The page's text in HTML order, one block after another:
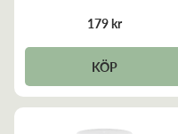
179 kr
KÖP